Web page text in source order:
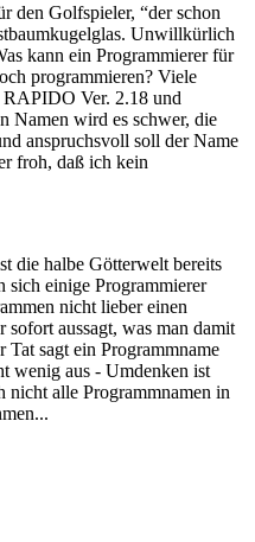
den Golfspieler, “der schon
Unwillkürlich
kann ein Programmierer für
programmieren? Viele
Ver. 2.18 und
Namen wird es schwer, die
anspruchsvoll soll der Name
froh, daß ich kein
die halbe Götterwelt bereits
sich einige Programmierer
nicht lieber einen
sofort aussagt, was man damit
sagt ein Programmname
wenig aus - Umdenken ist
nicht alle Programmnamen in